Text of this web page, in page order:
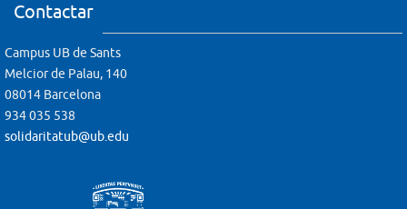
Contactar
Campus UB de Sants
Melcior de Palau, 140
08014 Barcelona
934 035 538
solidaritatub@ub.edu